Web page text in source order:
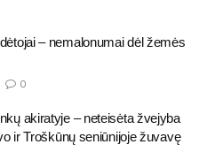
– nemalonumai dėl žemės
0
akiratyje – neteisėta žvejyba
ir Troškūnų seniūnijoje žuvavę